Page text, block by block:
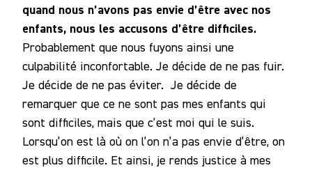
quand nous n’avons pas envie d’être avec nos
enfants, nous les accusons d’être difficiles.
Probablement que nous fuyons ainsi une
culpabilité inconfortable. Je décide de ne pas fuir.
Je décide de ne pas éviter. Je décide de
remarquer que ce ne sont pas mes enfants qui
sont difficiles, mais que c’est moi qui le suis.
Lorsqu’on est là où on l’on n’a pas envie d’être, on
est plus difficile. Et ainsi, je rends justice à mes